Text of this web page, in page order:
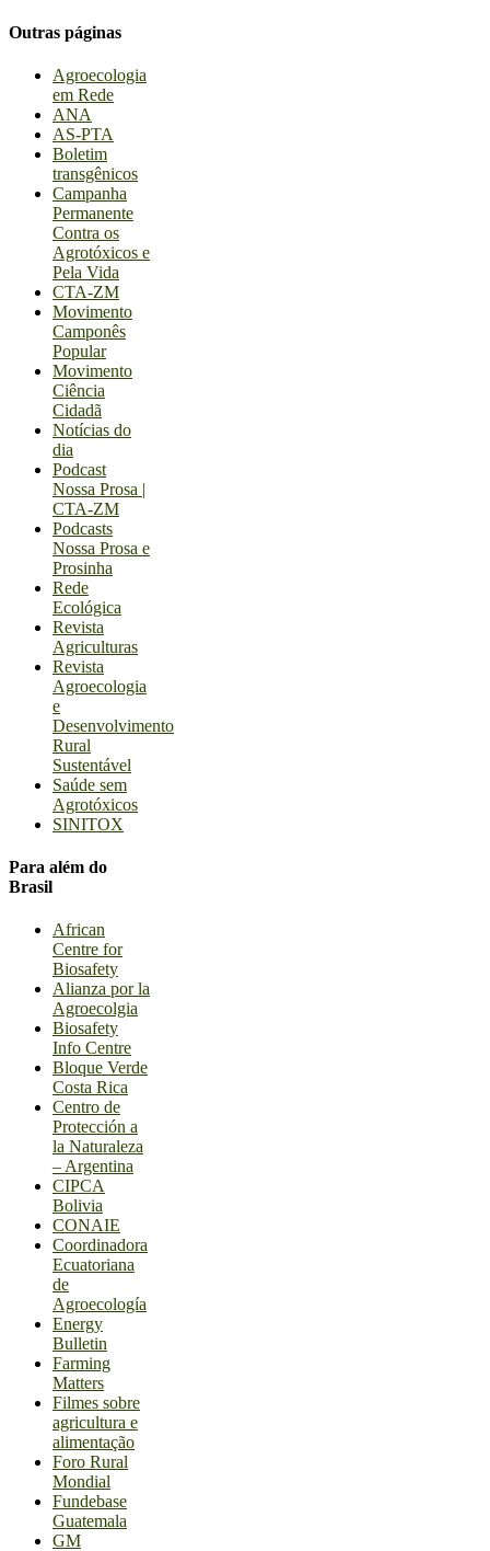
Outras páginas
Agroecologia
em Rede
ANA
AS-PTA
Boletim
transgênicos
Campanha
Permanente
Contra os
Agrotóxicos e
Pela Vida
CTA-ZM
Movimento
Camponês
Popular
Movimento
Ciência
Cidadã
Notícias do
dia
Podcast
Nossa Prosa |
CTA-ZM
Podcasts
Nossa Prosa e
Prosinha
Rede
Ecológica
Revista
Agriculturas
Revista
Agroecologia
e
Desenvolvimento
Rural
Sustentável
Saúde sem
Agrotóxicos
SINITOX
Para além do
Brasil
African
Centre for
Biosafety
Alianza por la
Agroecolgia
Biosafety
Info Centre
Bloque Verde
Costa Rica
Centro de
Protección a
la Naturaleza
– Argentina
CIPCA
Bolivia
CONAIE
Coordinadora
Ecuatoriana
de
Agroecología
Energy
Bulletin
Farming
Matters
Filmes sobre
agricultura e
alimentação
Foro Rural
Mondial
Fundebase
Guatemala
GM